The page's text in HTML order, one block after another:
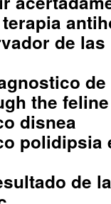
de
the
disnea
polidipsia
de